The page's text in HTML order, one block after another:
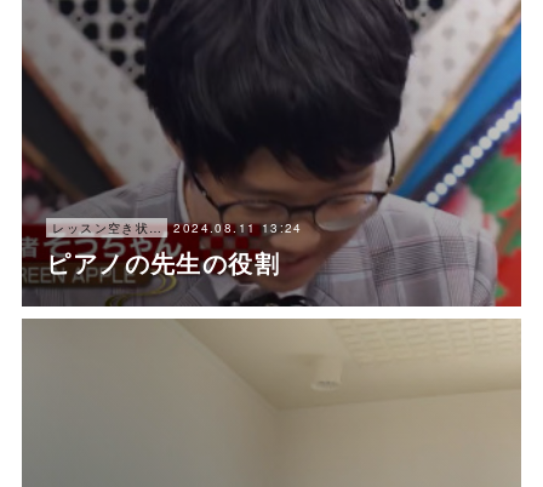
レッスン空き状況 2024.08.11 13:24
ピアノの先生の役割